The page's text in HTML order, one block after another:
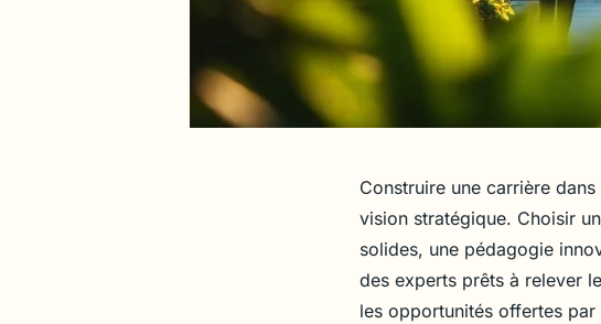
Construire une carrière
vision stratégique. Choisir
solides, une pédagogie
des experts prêts à relever
les opportunités offertes par